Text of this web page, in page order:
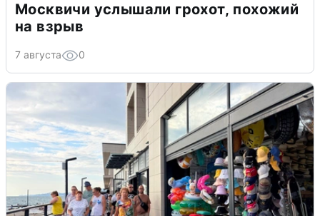
Москвичи услышали грохот, похожий
на взрыв
7 августа 0